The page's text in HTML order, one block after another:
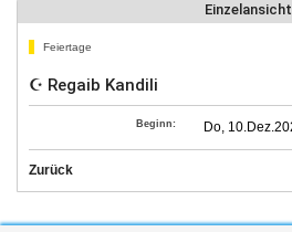
Einzelansicht
Feiertage
☪ Regaib Kandili
Beginn: Do,
Zurück